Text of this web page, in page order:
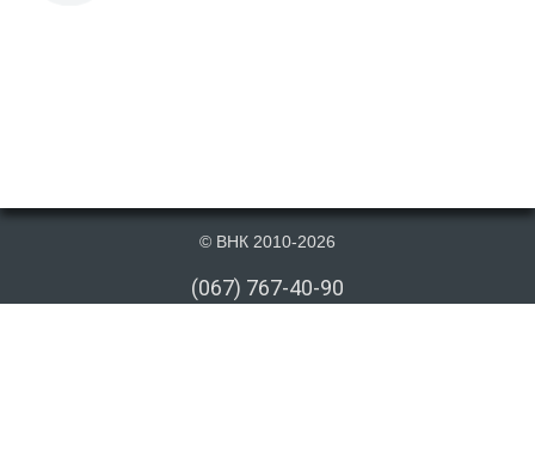
© ВНК 2010-2026
(067) 767-40-90